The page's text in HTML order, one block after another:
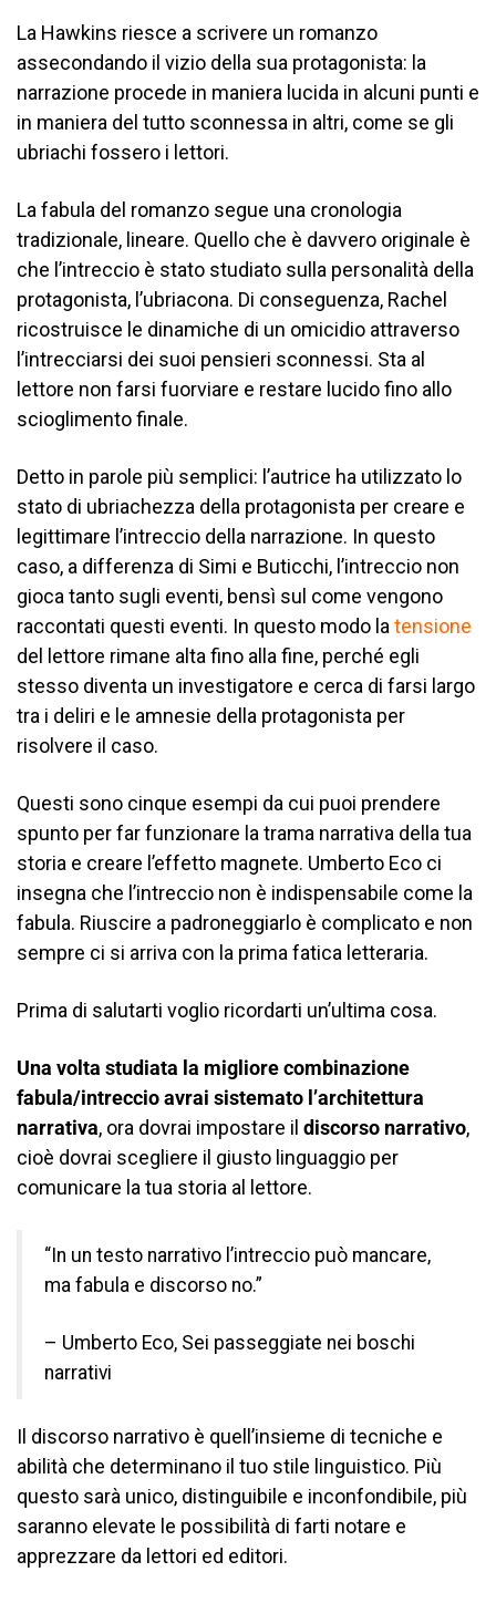
La Hawkins riesce a scrivere un romanzo
assecondando il vizio della sua protagonista: la
narrazione procede in maniera lucida in alcuni punti e
in maniera del tutto sconnessa in altri, come se gli
ubriachi fossero i lettori.
La fabula del romanzo segue una cronologia
tradizionale, lineare. Quello che è davvero originale è
che l’intreccio è stato studiato sulla personalità della
protagonista, l’ubriacona. Di conseguenza, Rachel
ricostruisce le dinamiche di un omicidio attraverso
l’intrecciarsi dei suoi pensieri sconnessi. Sta al
lettore non farsi fuorviare e restare lucido fino allo
scioglimento finale.
Detto in parole più semplici: l’autrice ha utilizzato lo
stato di ubriachezza della protagonista per creare e
legittimare l’intreccio della narrazione. In questo
caso, a differenza di Simi e Buticchi, l’intreccio non
gioca tanto sugli eventi, bensì sul come vengono
raccontati questi eventi. In questo modo la tensione
del lettore rimane alta fino alla fine, perché egli
stesso diventa un investigatore e cerca di farsi largo
tra i deliri e le amnesie della protagonista per
risolvere il caso.
Questi sono cinque esempi da cui puoi prendere
spunto per far funzionare la trama narrativa della tua
storia e creare l’effetto magnete. Umberto Eco ci
insegna che l’intreccio non è indispensabile come la
fabula. Riuscire a padroneggiarlo è complicato e non
sempre ci si arriva con la prima fatica letteraria.
Prima di salutarti voglio ricordarti un’ultima cosa.
Una volta studiata la migliore combinazione
fabula/intreccio avrai sistemato l’architettura
narrativa, ora dovrai impostare il discorso narrativo,
cioè dovrai scegliere il giusto linguaggio per
comunicare la tua storia al lettore.
“In un testo narrativo l’intreccio può mancare,
ma fabula e discorso no.”
– Umberto Eco, Sei passeggiate nei boschi
narrativi
Il discorso narrativo è quell’insieme di tecniche e
abilità che determinano il tuo stile linguistico. Più
questo sarà unico, distinguibile e inconfondibile, più
saranno elevate le possibilità di farti notare e
apprezzare da lettori ed editori.